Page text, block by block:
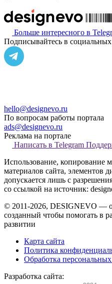
Больше интересного в
Подписывайтесь в социальных
hello@designevo.ru
По вопросам работы портала
ads@designevo.ru
Реклама на портале
Написать в Telegram
Использование, копирование
материалов сайта, элементов
допускается лишь с
со ссылкой на источник:
© 2011-2026, DESIGNEVO —
созданный чтобы помогать в
развитии
Карта сайта
Политика
Обработка
Разработка сайта: